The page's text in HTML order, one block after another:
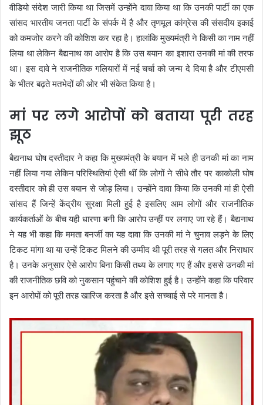
वीडियो संदेश जारी किया था जिसमें उन्होंने दावा किया था कि उनकी पार्टी का एक
सांसद भारतीय जनता पार्टी के संपर्क में है और तृणमूल कांग्रेस की संसदीय इकाई
को कमजोर करने की कोशिश कर रहा है। हालांकि मुख्यमंत्री ने किसी का नाम नहीं
लिया था लेकिन बैद्यनाथ का आरोप है कि उस बयान का इशारा उनकी मां की तरफ
था। इस दावे ने राजनीतिक गलियारों में नई चर्चा को जन्म दे दिया है और टीएमसी
के भीतर बढ़ते मतभेदों की ओर भी संकेत किया है।
मां पर लगे आरोपों को बताया पूरी तरह
झूठ
बैद्यनाथ घोष दस्तीदार ने कहा कि मुख्यमंत्री के बयान में भले ही उनकी मां का नाम
नहीं लिया गया लेकिन परिस्थितियां ऐसी थीं कि लोगों ने सीधे तौर पर काकोली घोष
दस्तीदार को ही उस बयान से जोड़ लिया। उन्होंने दावा किया कि उनकी मां ही ऐसी
सांसद हैं जिन्हें केंद्रीय सुरक्षा मिली हुई है इसलिए आम लोगों और राजनीतिक
कार्यकर्ताओं के बीच यही धारणा बनी कि आरोप उन्हीं पर लगाए जा रहे हैं। बैद्यनाथ
ने यह भी कहा कि ममता बनर्जी का यह दावा कि उनकी मां ने चुनाव लड़ने के लिए
टिकट मांगा था या उन्हें टिकट मिलने की उम्मीद थी पूरी तरह से गलत और निराधार
है। उनके अनुसार ऐसे आरोप बिना किसी तथ्य के लगाए गए हैं और इससे उनकी मां
की राजनीतिक छवि को नुकसान पहुंचाने की कोशिश हुई है। उन्होंने कहा कि परिवार
इन आरोपों को पूरी तरह खारिज करता है और इसे सच्चाई से परे मानता है।